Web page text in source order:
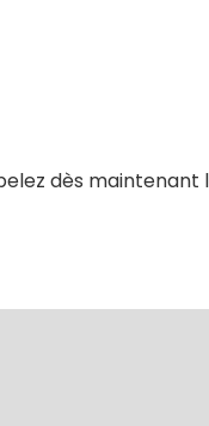
dès maintenant